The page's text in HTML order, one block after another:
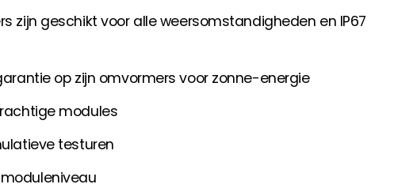
zijn geschikt voor alle weersomstandigheden en IP67
op zijn omvormers voor zonne-energie
modules
testuren